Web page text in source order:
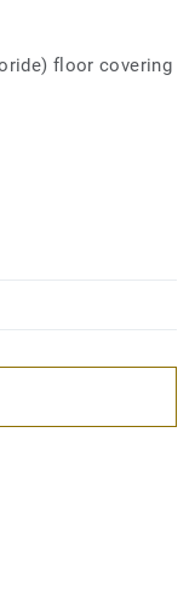
floor covering